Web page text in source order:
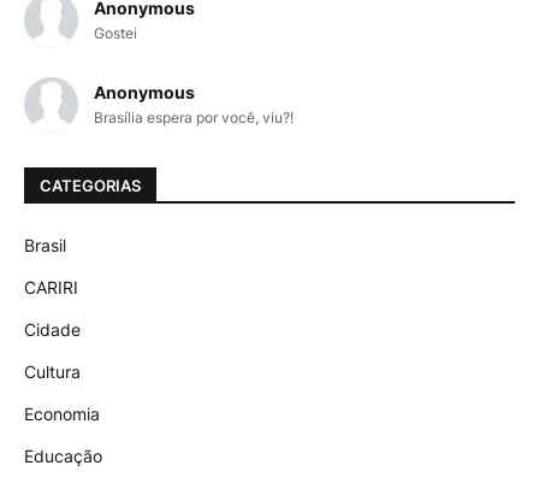
Anonymous
Gostei
Anonymous
Brasília espera por você, viu?!
CATEGORIAS
Brasil
CARIRI
Cidade
Cultura
Economia
Educação